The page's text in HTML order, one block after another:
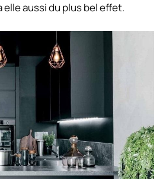
aussi du plus bel effet.